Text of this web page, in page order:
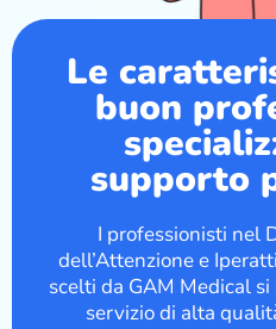
Le
buon
supporto
I professionisti nel
dell’Attenzione e
scelti da GAM Medical
servizio di alta